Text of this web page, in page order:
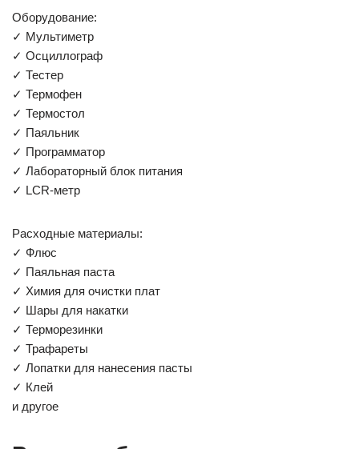
Оборудование:
✓ Мультиметр
✓ Осциллограф
✓ Тестер
✓ Термофен
✓ Термостол
✓ Паяльник
✓ Программатор
✓ Лабораторный блок питания
✓ LCR-метр
Расходные материалы:
✓ Флюс
✓ Паяльная паста
✓ Химия для очистки плат
✓ Шары для накатки
✓ Терморезинки
✓ Трафареты
✓ Лопатки для нанесения пасты
✓ Клей
и другое